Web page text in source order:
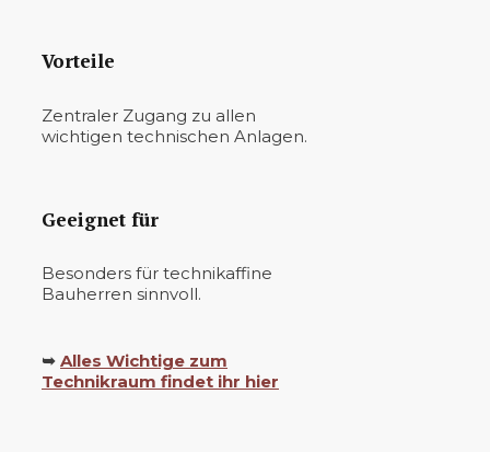
Vorteile
Zentraler Zugang zu allen
wichtigen technischen Anlagen.
Geeignet für
Besonders für technikaffine
Bauherren sinnvoll.
➥ Alles Wichtige zum
Technikraum findet ihr hier